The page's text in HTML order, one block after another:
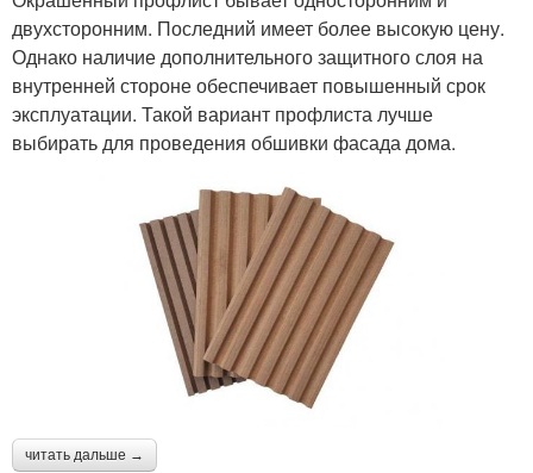
двухсторонним. Последний имеет более высокую цену.
Однако наличие дополнительного защитного слоя на
внутренней стороне обеспечивает повышенный срок
эксплуатации. Такой вариант профлиста лучше
выбирать для проведения обшивки фасада дома.
читать дальше →